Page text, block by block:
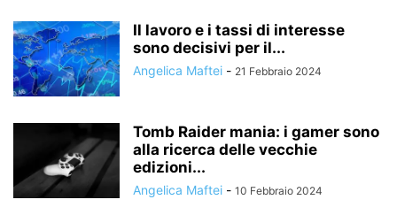
Il lavoro e i tassi di interesse
sono decisivi per il...
Angelica Maftei - 21 Febbraio 2024
Tomb Raider mania: i gamer sono
alla ricerca delle vecchie
edizioni...
Angelica Maftei - 10 Febbraio 2024